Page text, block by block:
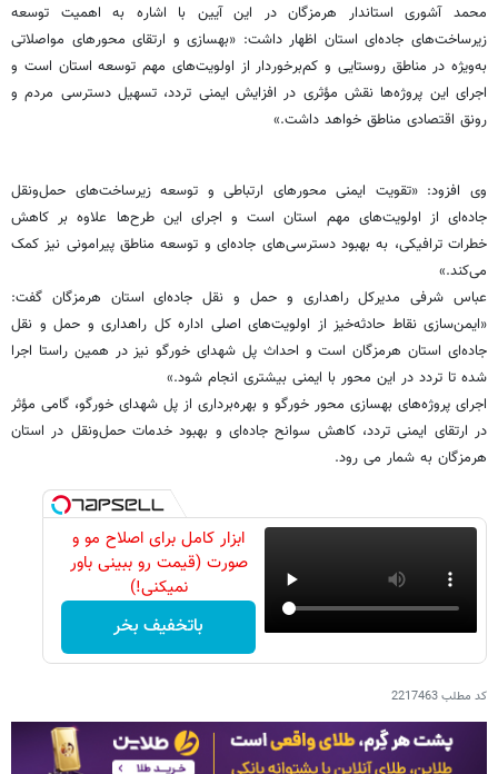
محمد آشوری استاندار هرمزگان در این آیین با اشاره به اهمیت توسعه
زیرساخت‌های جاده‌ای استان اظهار داشت: «بهسازی و ارتقای محورهای مواصلاتی
به‌ویژه در مناطق روستایی و کم‌برخوردار از اولویت‌های مهم توسعه استان است و
اجرای این پروژه‌ها نقش مؤثری در افزایش ایمنی تردد، تسهیل دسترسی مردم و
رونق اقتصادی مناطق خواهد داشت.»
وی افزود: «تقویت ایمنی محورهای ارتباطی و توسعه زیرساخت‌های حمل‌ونقل
جاده‌ای از اولویت‌های مهم استان است و اجرای این طرح‌ها علاوه بر کاهش
خطرات ترافیکی، به بهبود دسترسی‌های جاده‌ای و توسعه مناطق پیرامونی نیز کمک
می‌کند.»
عباس شرفی مدیرکل راهداری و حمل و نقل جاده‌ای استان هرمزگان گفت:
«ایمن‌سازی نقاط حادثه‌خیز از اولویت‌های اصلی اداره کل راهداری و حمل و نقل
جاده‌ای استان هرمزگان است و احداث پل شهدای خورگو نیز در همین راستا اجرا
شده تا تردد در این محور با ایمنی بیشتری انجام شود.»
اجرای پروژه‌های بهسازی محور خورگو و بهره‌برداری از پل شهدای خورگو، گامی مؤثر
در ارتقای ایمنی تردد، کاهش سوانح جاده‌ای و بهبود خدمات حمل‌ونقل در استان
هرمزگان به شمار می رود.
ابزار کامل برای اصلاح مو و
صورت (قیمت رو ببینی باور
نمیکنی!)
باتخفیف بخر
کد مطلب2217463